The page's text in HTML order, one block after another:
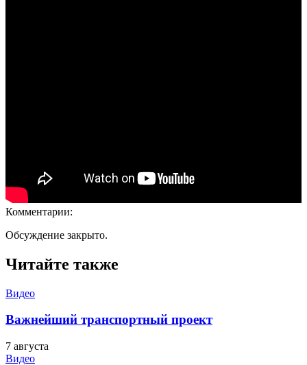
Комментарии:
Обсуждение закрыто.
Читайте также
Видео
Важнейший транспортный проект
7 августа
Видео